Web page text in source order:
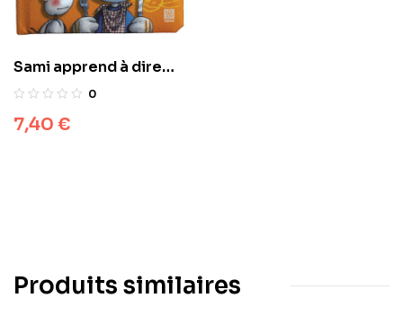
Sami apprend à dire
Bismillah 0
7,40 €
Produits similaires